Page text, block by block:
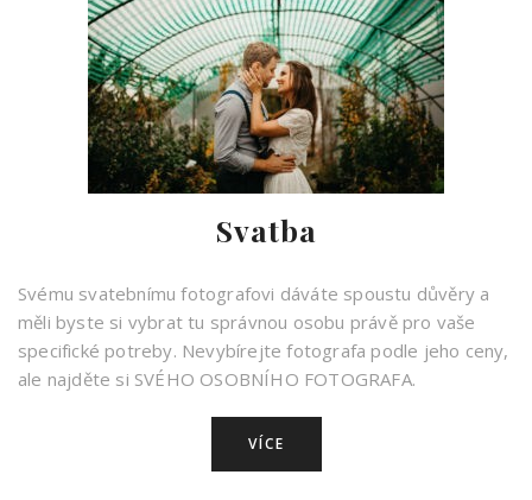
Svatba
Svému svatebnímu fotografovi dáváte spoustu důvěry a
měli byste si vybrat tu správnou osobu právě pro vaše
specifické potreby. Nevybírejte fotografa podle jeho ceny,
ale najděte si SVÉHO OSOBNÍHO FOTOGRAFA.
VÍCE